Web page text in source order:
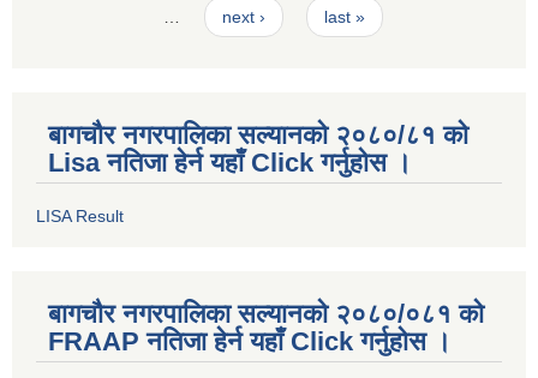
next › last »
बागचौर नगरपालिका सल्यानको २०८०/८१ को
Lisa नतिजा हेर्न यहाँ Click गर्नुहोस ।
LISA Result
बागचौर नगरपालिका सल्यानको २०८०/०८१ को
FRAAP नतिजा हेर्न यहाँ Click गर्नुहोस ।